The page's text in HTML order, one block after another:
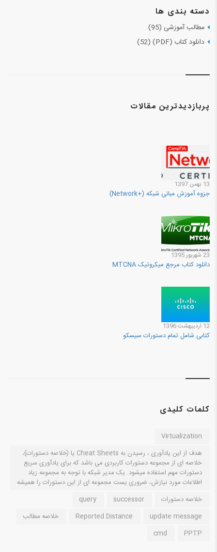
دسته بندی ها
مطالب آموزشی (95)
دانلود کتاب (PDF) (52)
پربازدیدترین مقالات
13 بهمن 1397
جزوه آموزش مبانی شبکه (+Network)
23 شهريور 1395
دانلود کتاب مرجع میکروتیک MTCNA
12 ارديبهشت 1396
کتابی شامل تمام دستورات سیسکو
کلمات کلیدی
Virtualization
هدف از این یادآوری ، رسیدن به Cheat Sheets یا (خلاصه دستورات)،
خلاصه ای از مجموعه دستورات کاربردی می باشد که برای یادآوری سریع
دستورات مهم استفاده میشود. یک مدیر شبکه با توجه به مجموعه زیاد
اطلاعات مورد نیازش، ضروری یست مجموعه ای از این دستورات را همیشه
خلاصه دستورات
successor
query
update message
Reported Distance
خلاصه مطالب
PPTP
cmd